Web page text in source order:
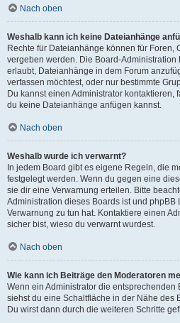
Nach oben
Weshalb kann ich keine Dateianhänge
Rechte für Dateianhänge können für Foren,
vergeben werden. Die Board-
erlaubt, Dateianhänge in dem Forum
verfassen möchtest, oder nur bestimmte
Du kannst einen Administrator kontaktieren,
du keine Dateianhänge anfügen kannst.
Nach oben
Weshalb wurde ich verwarnt?
In jedem Board gibt es eigene Regeln, die
festgelegt werden. Wenn du gegen eine
sie dir eine Verwarnung erteilen. Bitte
Administration dieses Boards ist und phpBB
Verwarnung zu tun hat. Kontaktiere einen
sicher bist, wieso du verwarnt wurdest.
Nach oben
Wie kann ich Beiträge den Moderatoren
Wenn ein Administrator die
siehst du eine Schaltfläche in der Nähe des
Du wirst dann durch die weiteren Schritte